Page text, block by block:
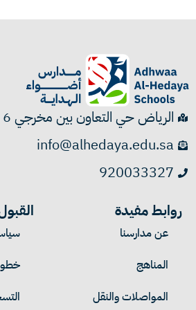
الرياض حي التعاون بين مخرجي 6 و 7 بوابة 6
info@alhedaya.edu.sa
920033327
روابط مفيدة
عن مدارسنا
المناهج
المواصلات والنقل